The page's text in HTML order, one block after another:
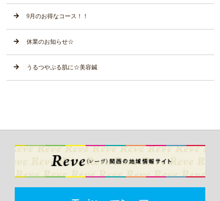
9月のお得なコース！！
休業のお知らせ☆
うるつやぷる肌に☆美容鍼